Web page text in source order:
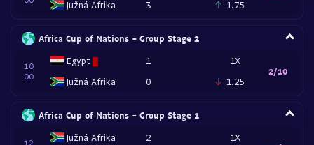
Južná Afrika
3
1.75
Africa Cup of Nations - Group Stage 2
10
00
Egypt
Južná Afrika
1
0
1X
1.25
2/10
Africa Cup of Nations - Group Stage 1
12
Južná Afrika
2
1X